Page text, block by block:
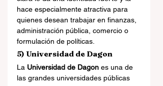
hace especialmente atractiva para
quienes desean trabajar en finanzas,
administración pública, comercio o
formulación de políticas.
5) Universidad de Dagon
La Universidad de Dagon es una de
las grandes universidades públicas